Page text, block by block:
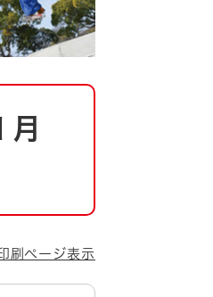
刷ページ表示